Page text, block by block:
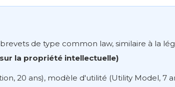
de type common law, similaire à la
sur la propriété intellectuelle)
20 ans), modèle d'utilité (Utility Model, 7